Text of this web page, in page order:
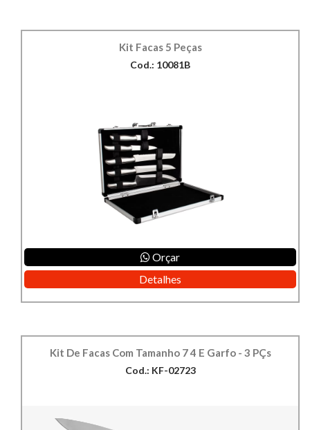
Kit Facas 5 Peças
Cod.: 10081B
Orçar
Detalhes
Kit De Facas Com Tamanho 7 4 E Garfo - 3 PÇs
Cod.: KF-02723